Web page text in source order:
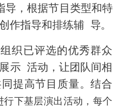
导，根据节目类型和特
作指导和排练辅 导。
组织已评选的优秀群众
示 活动，让团队间相
提高节目质量。结合
行下基层演出活动，每个